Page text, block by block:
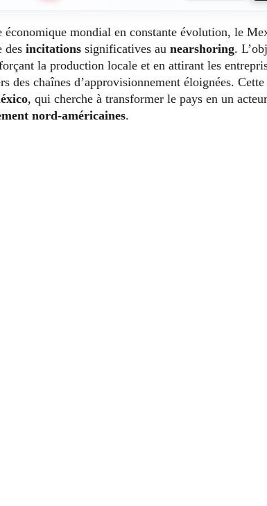
économique mondial en constante évolution, le
des incitations significatives au nearshoring.
la production locale et en attirant les
des chaînes d’approvisionnement éloignées.
, qui cherche à transformer le pays en un
nord-américaines.